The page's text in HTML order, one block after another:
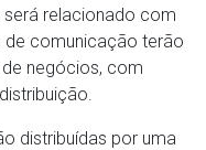
relacionado com
de comunicação terão
negócios, com
distribuídas por uma